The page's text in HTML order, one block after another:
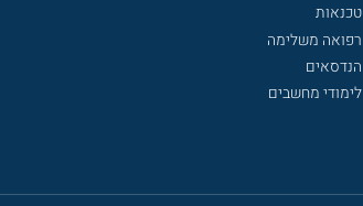
טכנאות
רפואה משלימה
הנדסאים
לימודי מחשבים